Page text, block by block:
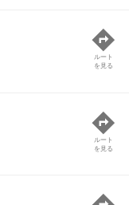
ルート
を見る
ルート
を見る